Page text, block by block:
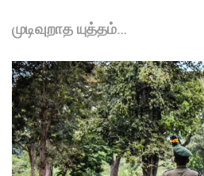
முடிவுறாத யுத்தம்…